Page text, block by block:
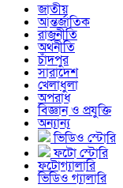
জাতীয়
আন্তর্জাতিক
রাজনীতি
অর্থনীতি
চাঁদপুর
সারাদেশ
খেলাধুলা
অপরাধ
বিজ্ঞান ও প্রযুক্তি
অন্যান্য
ভিডিও স্টোরি
ফটো স্টোরি
ফটোগ্যালারি
ভিডিও গ্যালারি